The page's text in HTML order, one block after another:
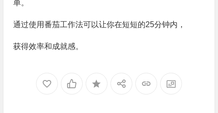
单。
通过使用番茄工作法可以让你在短短的25分钟内，
获得效率和成就感。